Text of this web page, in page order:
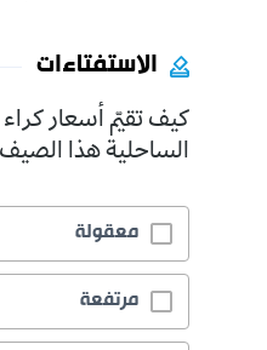
الاستفتاءات
كيف تقيّم أسعار كراء
الساحلية هذا
معقولة
مرتفعة